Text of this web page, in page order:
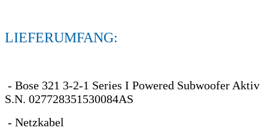
LIEFERUMFANG:
- Bose 321 3-2-1 Series I Powered Subwoofer Aktiv
S.N. 027728351530084AS
- Netzkabel